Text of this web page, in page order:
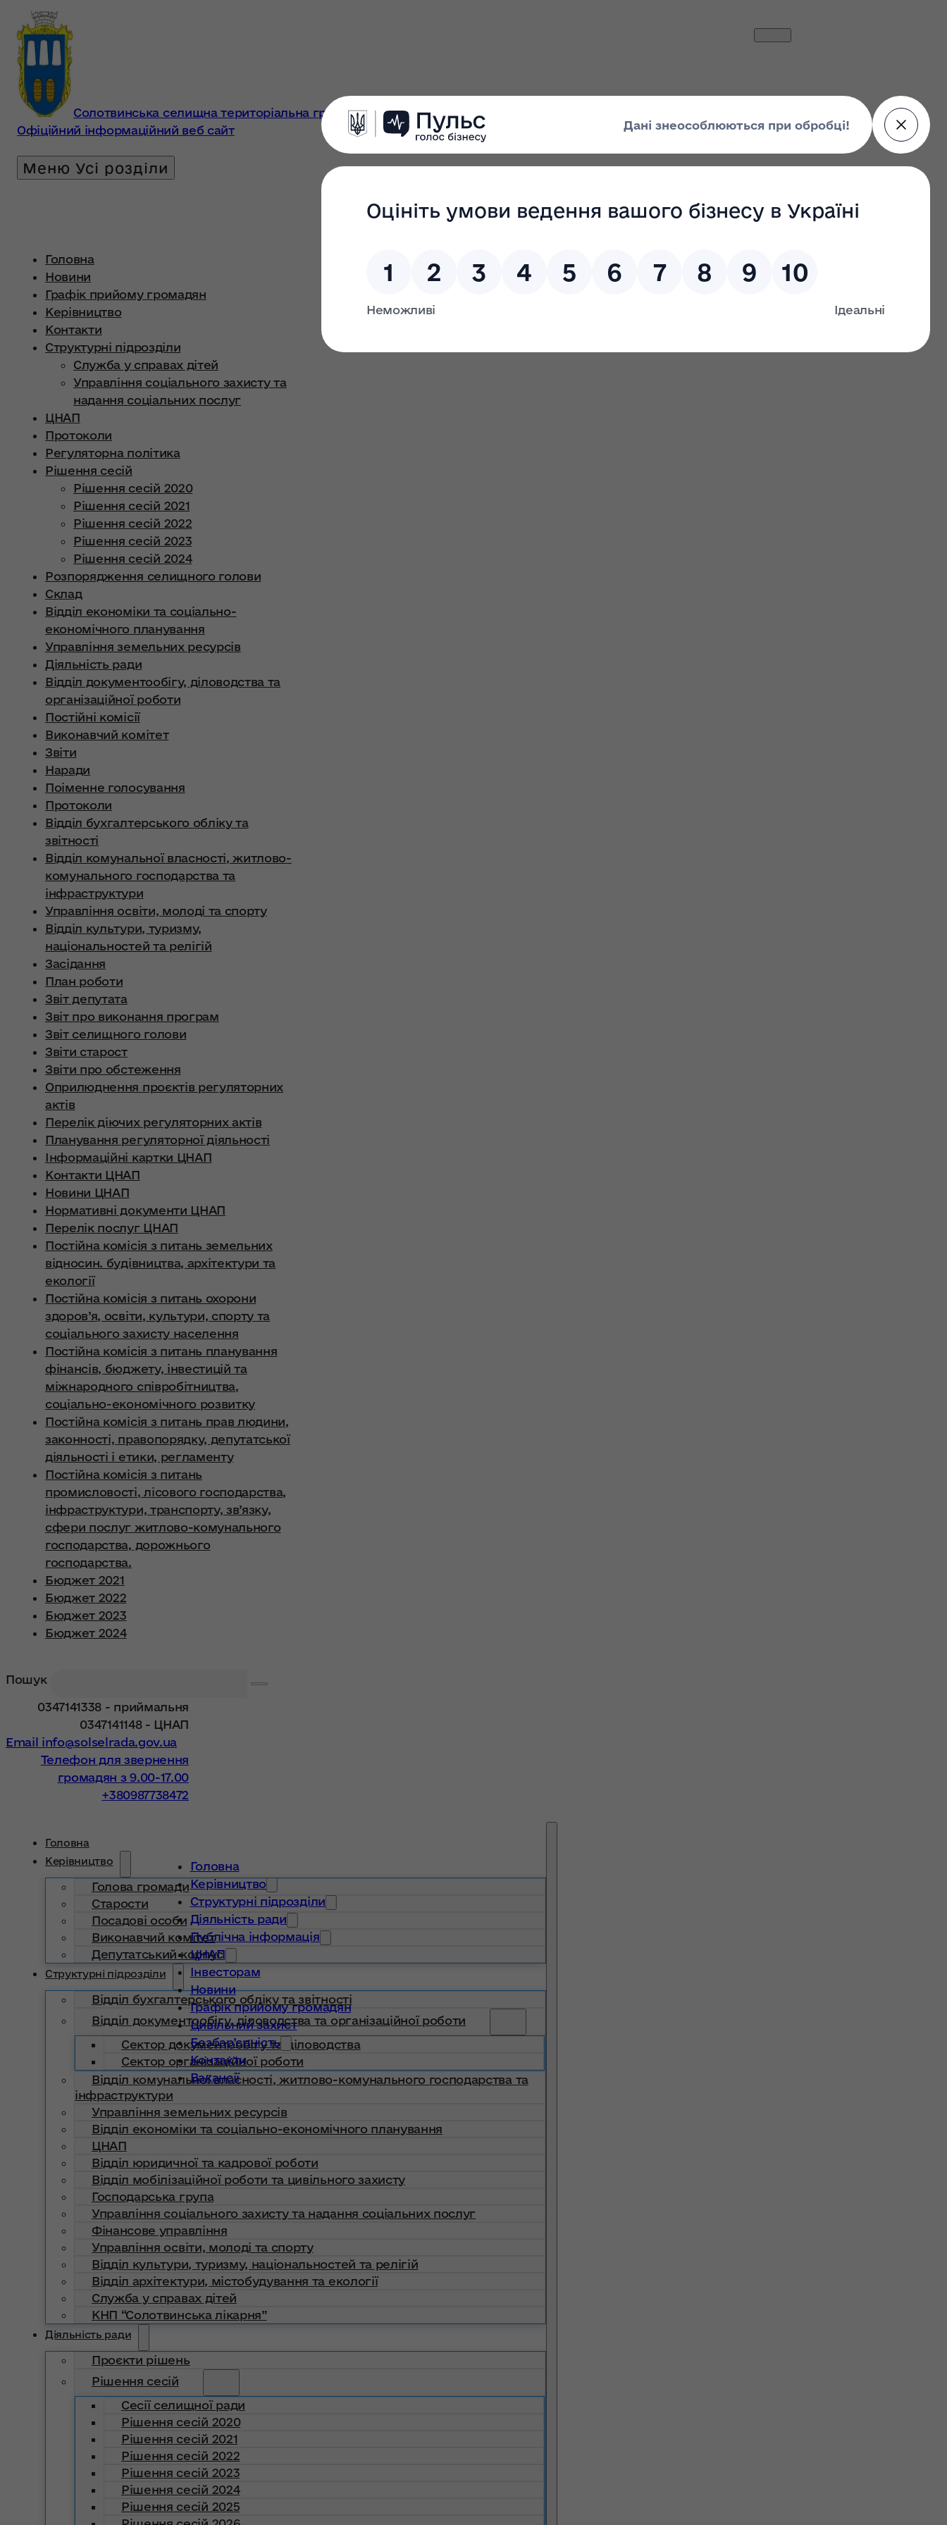
Солотвинська селищна територіальна громада
Офіційний інформаційний веб сайт
Головна
Новини
Графік прийому громадян
Керівництво
Контакти
Структурні підрозділи
Служба у справах дітей
Управління соціального захисту та
надання соціальних послуг
ЦНАП
Протоколи
Регуляторна політика
Рішення сесій
Рішення сесій 2020
Рішення сесій 2021
Рішення сесій 2022
Рішення сесій 2023
Рішення сесій 2024
Розпорядження селищного голови
Склад
Відділ економіки та соціально-
економічного планування
Управління земельних ресурсів
Діяльність ради
Відділ документообігу, діловодства та
організаційної роботи
Постійні комісії
Виконавчий комітет
Звіти
Наради
Поіменне голосування
Протоколи
Відділ бухгалтерського обліку та
звітності
Відділ комунальної власності, житлово-
комунального господарства та
інфраструктури
Управління освіти, молоді та спорту
Відділ культури, туризму,
національностей та релігій
Засідання
План роботи
Звіт депутата
Звіт про виконання програм
Звіт селищного голови
Звіти старост
Звіти про обстеження
Оприлюднення проєктів регуляторних
актів
Перелік діючих регуляторних актів
Планування регуляторної діяльності
Інформаційні картки ЦНАП
Контакти ЦНАП
Новини ЦНАП
Нормативні документи ЦНАП
Перелік послуг ЦНАП
Постійна комісія з питань земельних
відносин. будівництва, архітектури та
екології
Постійна комісія з питань охорони
здоров’я, освіти, культури, спорту та
соціального захисту населення
Постійна комісія з питань планування
фінансів, бюджету, інвестицій та
міжнародного співробітництва,
соціально-економічного розвитку
Постійна комісія з питань прав людини,
законності, правопорядку, депутатської
діяльності і етики, регламенту
Постійна комісія з питань
промисловості, лісового господарства,
інфраструктури, транспорту, зв’язку,
сфери послуг житлово-комунального
господарства, дорожнього
господарства.
Бюджет 2021
Бюджет 2022
Бюджет 2023
Бюджет 2024
Пошук
0347141338 - приймальня
0347141148 - ЦНАП
Email info@solselrada.gov.ua
Телефон для звернення
громадян з 9.00-17.00
+380987738472
Головна
Керівництво
Голова громади
Старости
Посадові особи
Виконавчий комітет
Депутатський корпус
Структурні підрозділи
Відділ бухгалтерського обліку та звітності
Відділ документообігу, діловодства та організаційної роботи
Сектор документообігу та діловодства
Сектор організаційної роботи
Відділ комунальної власності, житлово-комунального господарства та
інфраструктури
Управління земельних ресурсів
Відділ економіки та соціально-економічного планування
ЦНАП
Відділ юридичної та кадрової роботи
Відділ мобілізаційної роботи та цивільного захисту
Господарська група
Управління соціального захисту та надання соціальних послуг
Фінансове управління
Управління освіти, молоді та спорту
Відділ культури, туризму, національностей та релігій
Відділ архітектури, містобудування та екології
Служба у справах дітей
КНП “Солотвинська лікарня”
Діяльність ради
Проєкти рішень
Рішення сесій
Сесії селищної ради
Рішення сесій 2020
Рішення сесій 2021
Рішення сесій 2022
Рішення сесій 2023
Рішення сесій 2024
Рішення сесій 2025
Головна
Керівництво
Структурні підрозділи
Діяльність ради
Публічна інформація
ЦНАП
Інвесторам
Новини
Графік прийому громадян
Цивільний захист
Безбар’єрність
Контакти
Вакансії